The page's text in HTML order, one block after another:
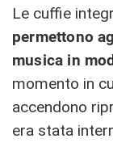
Le cuffie
permettono
musica in
momento in
accendono
era stata